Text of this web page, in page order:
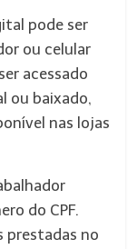
pode ser
ou celular
acessado
ou baixado,
nas lojas
do CPF.
prestadas no